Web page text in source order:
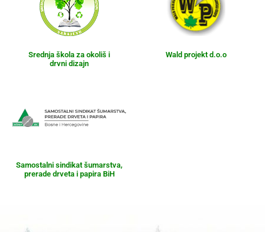
Srednja škola za okoliš i
drvni dizajn
Wald projekt d.o.o
Samostalni sindikat šumarstva,
prerade drveta i papira BiH